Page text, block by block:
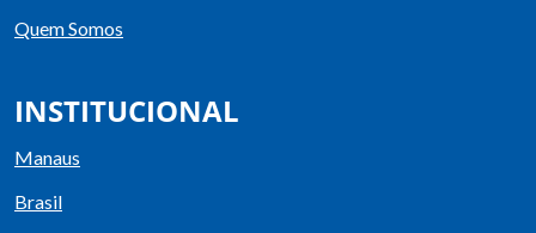
Quem Somos
INSTITUCIONAL
Manaus
Brasil